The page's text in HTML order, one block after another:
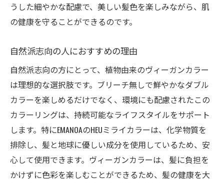
うした細やかな配慮で、美しい髪色を楽しみながら、肌
の健康を守ることができるのです。
自然派志向の人におすすめの理由
自然派志向の方にとって、植物由来のヴィーガンカラー
は理想的な選択肢です。ブリーチ無しで鮮やかなダブル
カラーを楽しめるだけでなく、環境にも配慮されたこの
カラーリングは、持続可能なライフスタイルをサポート
します。特にEMANOAのHEUミライカラーは、化学物質を
排除し、髪と地球に優しい成分を使用しているため、安
心して使用できます。ヴィーガンカラーは、髪に負担を
かけずに色彩を楽しむことができるため、髪の健康を大